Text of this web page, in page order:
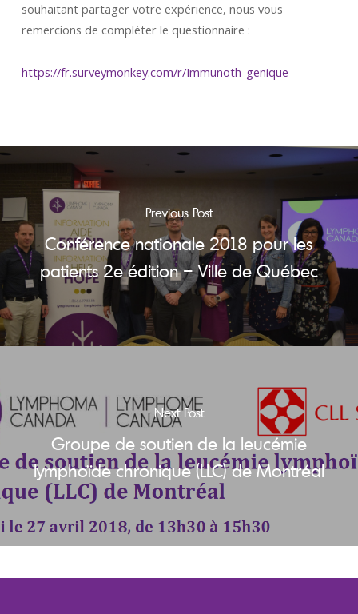
souhaitant partager votre expérience, nous vous
remercions de compléter le questionnaire :
https://fr.surveymonkey.com/r/Immunoth_genique
Previous Post
Conférence nationale 2018 pour les
patients 2e édition – Ville de Québec
Next Post
Groupe de soutien de la leucémie
lymphoïde chronique (LLC) de Montréal